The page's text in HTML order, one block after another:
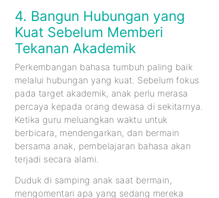
4. Bangun Hubungan yang
Kuat Sebelum Memberi
Tekanan Akademik
Perkembangan bahasa tumbuh paling baik
melalui hubungan yang kuat. Sebelum fokus
pada target akademik, anak perlu merasa
percaya kepada orang dewasa di sekitarnya.
Ketika guru meluangkan waktu untuk
berbicara, mendengarkan, dan bermain
bersama anak, pembelajaran bahasa akan
terjadi secara alami.
Duduk di samping anak saat bermain,
mengomentari apa yang sedang mereka